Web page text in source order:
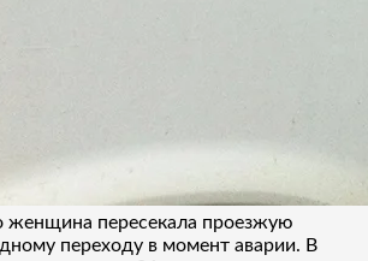
женщина пересекала проезжую
переходу в момент аварии. В